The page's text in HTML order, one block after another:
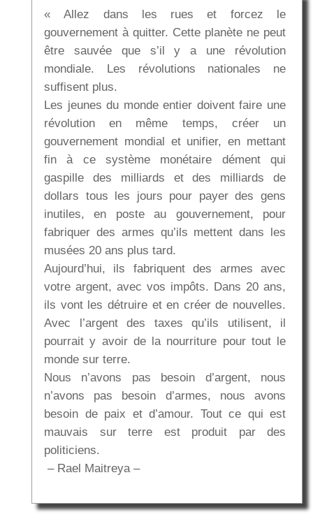
« Allez dans les rues et forcez le
gouvernement à quitter. Cette planète ne peut
être sauvée que s’il y a une révolution
mondiale. Les révolutions nationales ne
suffisent plus.
Les jeunes du monde entier doivent faire une
révolution en même temps, créer un
gouvernement mondial et unifier, en mettant
fin à ce système monétaire dément qui
gaspille des milliards et des milliards de
dollars tous les jours pour payer des gens
inutiles, en poste au gouvernement, pour
fabriquer des armes qu’ils mettent dans les
musées 20 ans plus tard.
Aujourd’hui, ils fabriquent des armes avec
votre argent, avec vos impôts. Dans 20 ans,
ils vont les détruire et en créer de nouvelles.
Avec l’argent des taxes qu’ils utilisent, il
pourrait y avoir de la nourriture pour tout le
monde sur terre.
Nous n’avons pas besoin d’argent, nous
n’avons pas besoin d’armes, nous avons
besoin de paix et d’amour. Tout ce qui est
mauvais sur terre est produit par des
politiciens.
– Rael Maitreya –